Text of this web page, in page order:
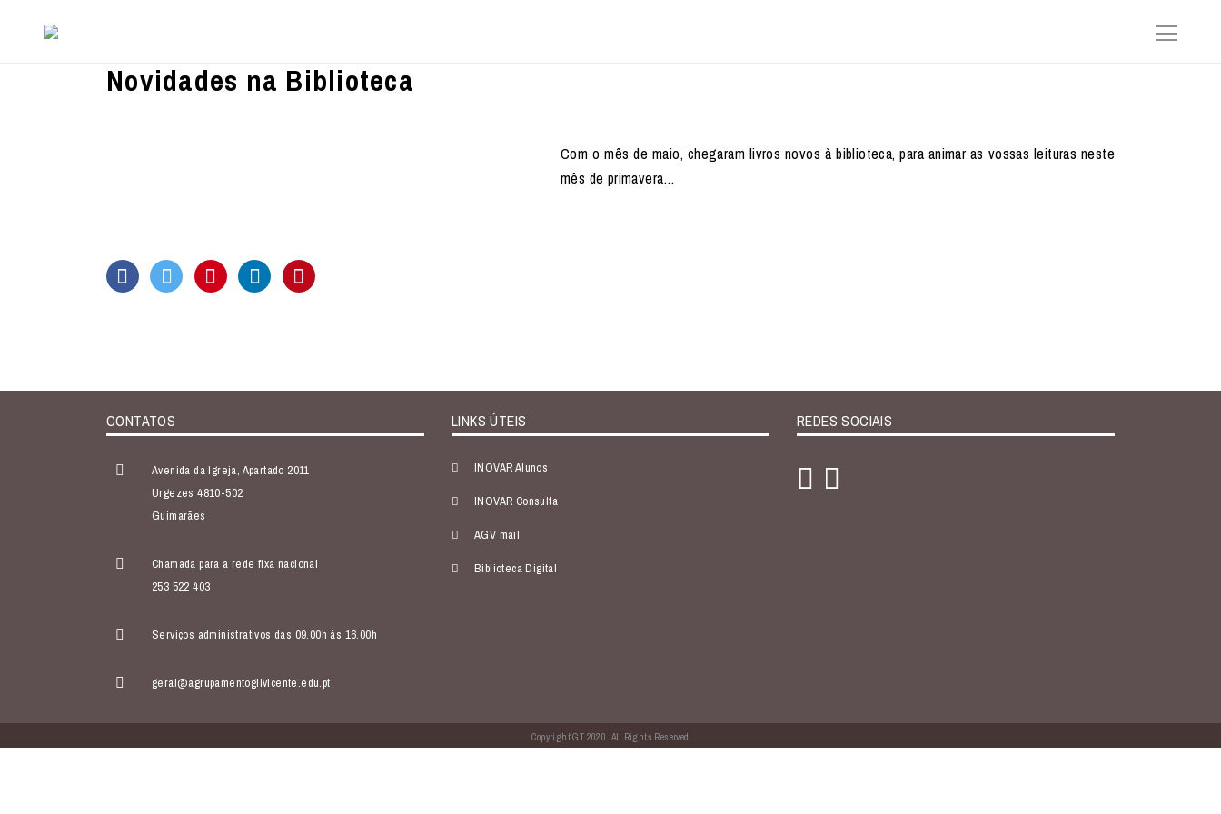
Novidades na Biblioteca
Com o mês de maio, chegaram livros novos à biblioteca, para animar as vossas leituras neste
mês de primavera…
CONTATOS
Avenida da Igreja, Apartado 2011
Urgezes 4810-502
Guimarães
Chamada para a rede fixa nacional
253 522 403
Serviços administrativos das 09.00h às 16.00h
geral@agrupamentogilvicente.edu.pt
LINKS ÚTEIS
INOVAR Alunos
INOVAR Consulta
AGV mail
Biblioteca Digital
REDES SOCIAIS
Copyright GT 2020. All Rights Reserved